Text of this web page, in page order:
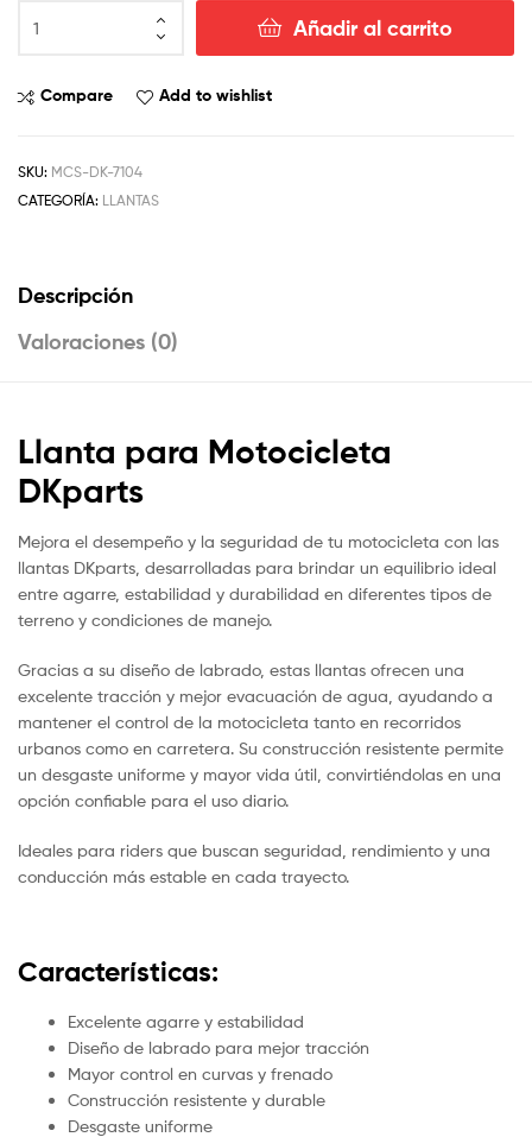
Añadir al carrito
Compare Add to wishlist
SKU: MCS-DK-7104
CATEGORÍA: LLANTAS
Descripción
Valoraciones (0)
Llanta para Motocicleta
DKparts
Mejora el desempeño y la seguridad de tu motocicleta con las
llantas DKparts, desarrolladas para brindar un equilibrio ideal
entre agarre, estabilidad y durabilidad en diferentes tipos de
terreno y condiciones de manejo.
Gracias a su diseño de labrado, estas llantas ofrecen una
excelente tracción y mejor evacuación de agua, ayudando a
mantener el control de la motocicleta tanto en recorridos
urbanos como en carretera. Su construcción resistente permite
un desgaste uniforme y mayor vida útil, convirtiéndolas en una
opción confiable para el uso diario.
Ideales para riders que buscan seguridad, rendimiento y una
conducción más estable en cada trayecto.
Características:
Excelente agarre y estabilidad
Diseño de labrado para mejor tracción
Mayor control en curvas y frenado
Construcción resistente y durable
Desgaste uniforme